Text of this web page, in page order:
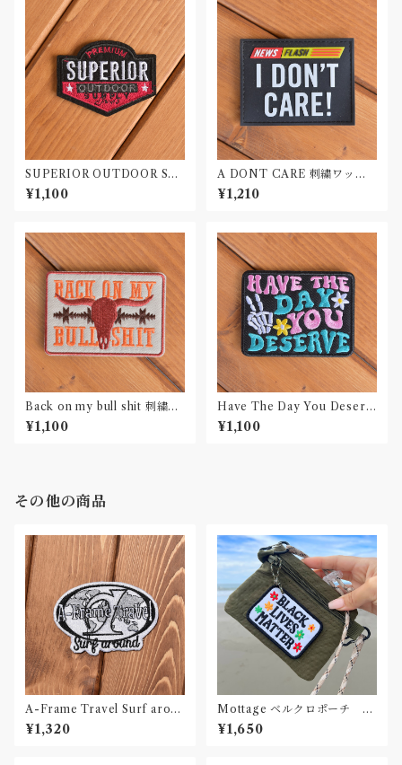
SUPERIOR OUTDOOR SU
PLY 刺繍ワッペン Patch
¥1,100
A DONT CARE 刺繍ワッペ
ン Patch
¥1,210
Back on my bull shit 刺繍ワ
ッペン Patch
¥1,100
Have The Day You Deserv
e 刺繍ワッペン Patch
¥1,100
その他の商品
A-Frame Travel Surf aroun
d Black & White 刺繍ワッペ
ン Patch
¥1,320
Mottage ベルクロポーチ シ
ョルダーストラップ
¥1,650